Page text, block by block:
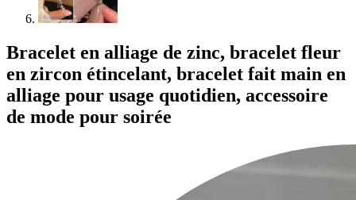
Bracelet en alliage de zinc, bracelet fleur
en zircon étincelant, bracelet fait main en
alliage pour usage quotidien, accessoire
de mode pour soirée